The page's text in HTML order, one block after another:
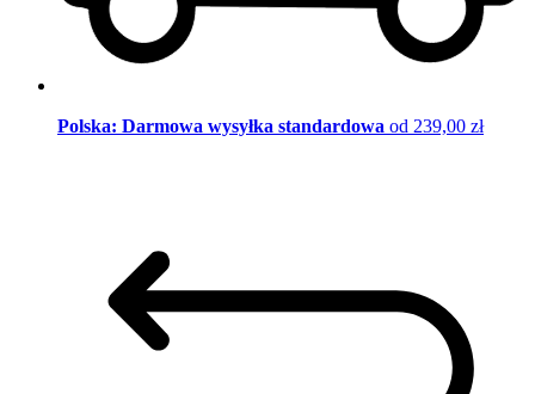
Polska: Darmowa wysyłka standardowa od 239,00 zł